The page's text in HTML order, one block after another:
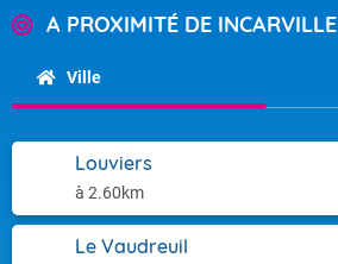
A PROXIMITÉ DE INCARVILLE
Ville
Louviers
à 2.60km
Le Vaudreuil